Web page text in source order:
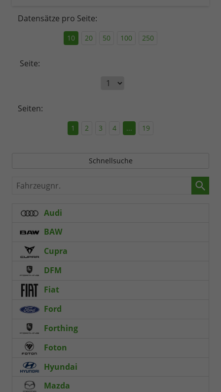
Datensätze pro Seite:
10 20 50 100 250
Seite:
Seiten:
1 2 3 4 ... 19
Schnellsuche
Fahrzeugnr.
Audi
BAW
Cupra
DFM
Fiat
Ford
Forthing
Foton
Hyundai
Mazda